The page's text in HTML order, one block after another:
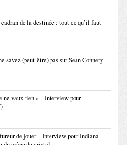
de la destinée : tout ce qu’il faut
savez (peut-être) pas sur Sean Connery
ne vaux rien » – Interview pour
de jouer – Interview pour Indiana